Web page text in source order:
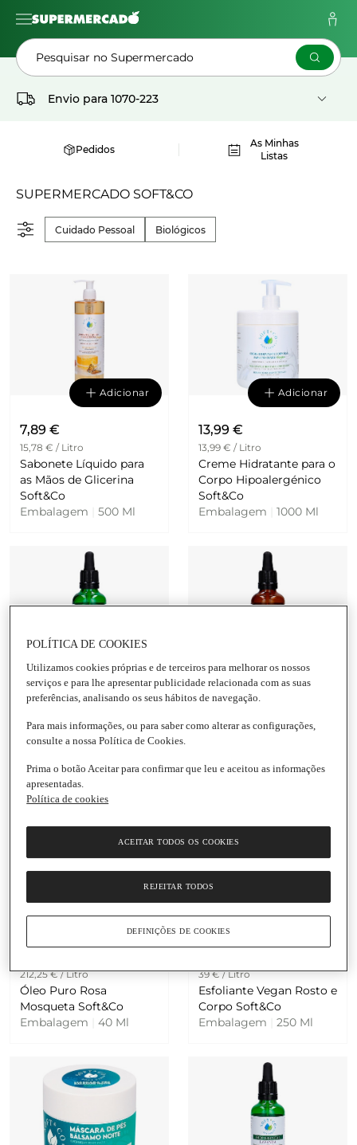
Pesquisar no Supermercado
Envio para 1070-223
Pedidos
As Minhas
Listas
SUPERMERCADO SOFT&CO
Cuidado Pessoal Biológicos
Adicionar
7,89 €
15,78 € / Litro
Sabonete Líquido para
as Mãos de Glicerina
Soft&Co
Embalagem
500 Ml
Adicionar
13,99 €
13,99 € / Litro
Creme Hidratante para o
Corpo Hipoalergénico
Soft&Co
Embalagem
1000 Ml
Adicionar
7,49 €
Óleo Essencial da Árvore
Embalagem|40 Ml
Adicionar
5,65 €
Puro Óleo de Rícino
Embalagem|1 Unidade
Adicionar
212,25 € / Litro
Óleo Puro Rosa
Mosqueta Soft&Co
Embalagem
40 Ml
Adicionar
39 € / Litro
Esfoliante Vegan Rosto e
Corpo Soft&Co
Embalagem
250 Ml
POLÍTICA DE COOKIES
Utilizamos cookies próprias e de terceiros para melhorar os nossos
serviços e para lhe apresentar publicidade relacionada com as suas
preferências, analisando os seus hábitos de navegação.
Para mais informações, ou para saber como alterar as configurações,
consulte a nossa Política de Cookies.
Prima o botão Aceitar para confirmar que leu e aceitou as informações
apresentadas.
Política de cookies
REJEITAR TODOS
ACEITAR TODOS OS COOKIES
DEFINIÇÕES DE COOKIES